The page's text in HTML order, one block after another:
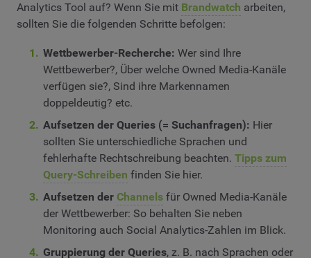
Analytics Tool auf? Wenn Sie mit Brandwatch arbeiten,
sollten Sie die folgenden Schritte befolgen:
Wettbewerber-Recherche: Wer sind Ihre
Wettbewerber?, Über welche Owned Media-Kanäle
verfügen sie?, Sind ihre Markennamen
doppeldeutig? etc.
Aufsetzen der Queries (= Suchanfragen): Hier
sollten Sie unterschiedliche Sprachen und
fehlerhafte Rechtschreibung beachten.Tipps zum
Query-Schreiben finden Sie hier.
Aufsetzen derChannels für Owned Media-Kanäle
der Wettbewerber: So behalten Sie neben
Monitoring auch Social Analytics-Zahlen im Blick.
Gruppierung der Queries, z. B. nach Sprachen oder